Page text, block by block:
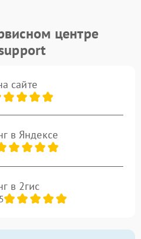
центре
сайте
в Яндексе
в 2гис